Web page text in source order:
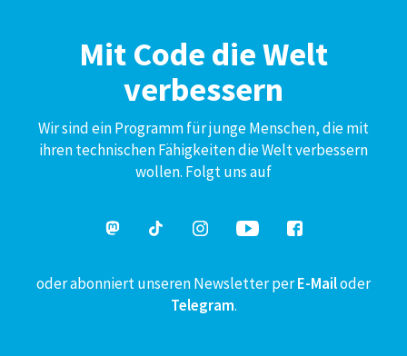
Mit Code die Welt
verbessern
Wir sind ein Programm für junge Menschen, die mit
ihren technischen Fähigkeiten die Welt verbessern
wollen. Folgt uns auf
oder abonniert unseren Newsletter perE-Mailoder
Telegram.